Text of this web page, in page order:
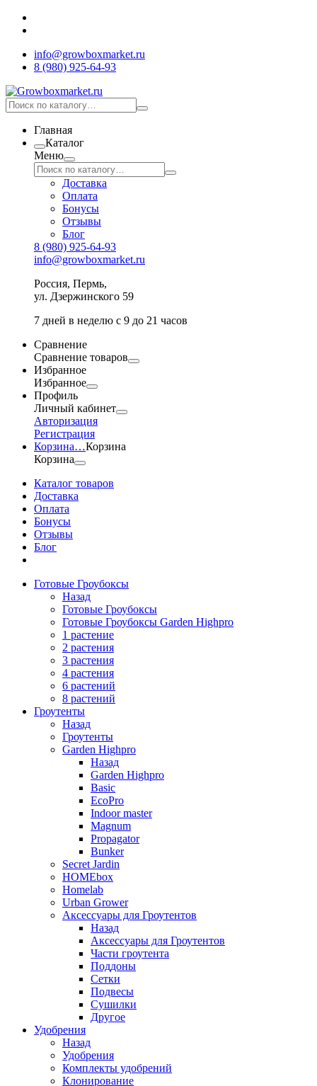
info@growboxmarket.ru
8 (980) 925-64-93
Главная
Каталог
Меню
Доставка
Оплата
Бонусы
Отзывы
Блог
8 (980) 925-64-93
info@growboxmarket.ru
Россия, Пермь,
ул. Дзержинского 59
7 дней в неделю с 9 до 21 часов
Сравнение
Сравнение товаров
Избранное
Избранное
Профиль
Личный кабинет
Авторизация
Регистрация
Корзина…Корзина
Корзина
Каталог товаров
Доставка
Оплата
Бонусы
Отзывы
Блог
Готовые Гроубоксы
Назад
Готовые Гроубоксы
Готовые Гроубоксы Garden Highpro
1 растение
2 растения
3 растения
4 растения
6 растений
8 растений
Гроутенты
Назад
Гроутенты
Garden Highpro
Назад
Garden Highpro
Basic
EcoPro
Indoor master
Magnum
Propagator
Bunker
Secret Jardin
HOMEbox
Homelab
Urban Grower
Аксессуары для Гроутентов
Назад
Аксессуары для Гроутентов
Части гроутента
Поддоны
Сетки
Подвесы
Сушилки
Другое
Удобрения
Назад
Удобрения
Комплекты удобрений
Клонирование